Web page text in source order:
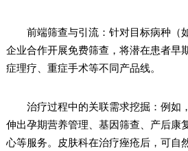
前端筛查与引流：针对目标病种（如
企业合作开展免费筛查，将潜在患者早
症理疗、重症手术等不同产品线。
治疗过程中的关联需求挖掘：例如
伸出孕期营养管理、基因筛查、产后康
心等服务。皮肤科在治疗痤疮后，可自